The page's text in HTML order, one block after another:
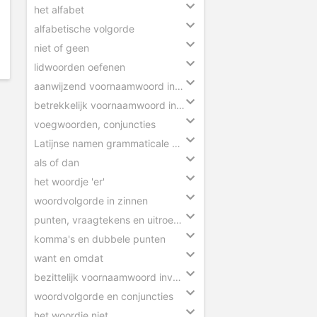
het alfabet
alfabetische volgorde
niet of geen
lidwoorden oefenen
aanwijzend voornaamwoord invullen
betrekkelijk voornaamwoord invullen
voegwoorden, conjuncties
Latijnse namen grammaticale begrippen
als of dan
het woordje 'er'
woordvolgorde in zinnen
punten, vraagtekens en uitroeptekens
komma's en dubbele punten
want en omdat
bezittelijk voornaamwoord invullen
woordvolgorde en conjuncties